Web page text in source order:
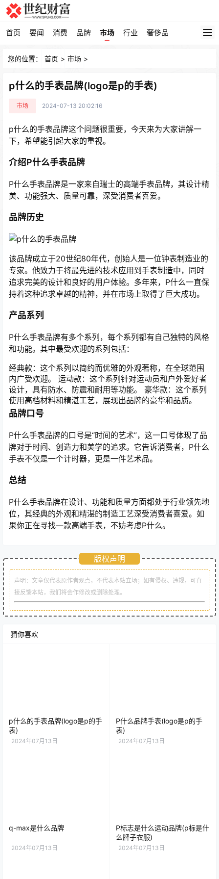
首页 要闻 消费 品牌 市场 行业 奢侈品
您的位置： 首页 > 市场 >
p什么的手表品牌(logo是p的手表)
市场 2024-07-13 20:02:16
p什么的手表品牌这个问题很重要，今天来为大家讲解一
下，希望能引起大家的重视。
介绍P什么手表品牌
P什么手表品牌是一家来自瑞士的高端手表品牌，其设计精
美、功能强大、质量可靠，深受消费者喜爱。
品牌历史
该品牌成立于20世纪80年代，创始人是一位钟表制造业的
专家。他致力于将最先进的技术应用到手表制造中，同时
追求完美的设计和良好的用户体验。多年来，P什么一直保
持着这种追求卓越的精神，并在市场上取得了巨大成功。
产品系列
P什么手表品牌有多个系列，每个系列都有自己独特的风格
和功能。其中最受欢迎的系列包括：
经典款：这个系列以简约而优雅的外观著称，在全球范围
内广受欢迎。 运动款：这个系列针对运动员和户外爱好者
设计，具有防水、防震和耐用等功能。 豪华款：这个系列
使用高档材料和精湛工艺，展现出品牌的豪华和品质。
品牌口号
P什么手表品牌的口号是“时间的艺术”，这一口号体现了品
牌对于时间、创造力和美学的追求。它告诉消费者，P什么
手表不仅是一个计时器，更是一件艺术品。
总结
P什么手表品牌在设计、功能和质量方面都处于行业领先地
位，其经典的外观和精湛的制造工艺深受消费者喜爱。如
果你正在寻找一款高端手表，不妨考虑P什么。
版权声明
声明：文章仅代表原作者观点，不代表本站立场；如有侵权、违规，可直
接反馈本站，我们将会作修改或删除处理。
猜你喜欢
p什么的手表品牌(logo是p的手
表)
2024年07月13日
P什么品牌手表(logo是p的手
表)
2024年07月13日
q-max是什么品牌
2024年07月13日
P标志是什么运动品牌(p标是什
么牌子衣服)
2024年07月13日